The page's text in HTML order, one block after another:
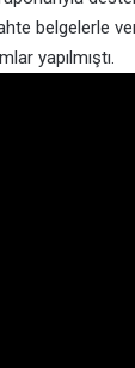
belgelerle
yapılmıştı.